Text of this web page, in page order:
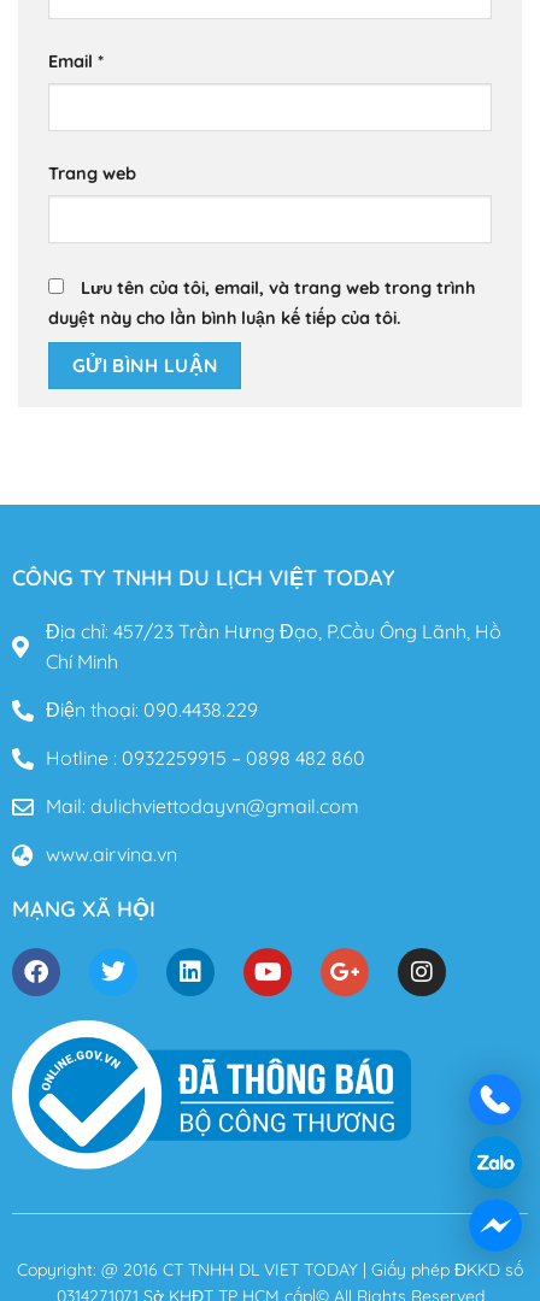
Email *
Trang web
Lưu tên của tôi, email, và trang web trong trình
duyệt này cho lần bình luận kế tiếp của tôi.
CÔNG TY TNHH DU LỊCH VIỆT TODAY
Địa chỉ: 457/23 Trần Hưng Đạo, P.Cầu Ông Lãnh, Hồ
Chí Minh
Điện thoại: 090.4438.229
Hotline : 0932259915 – 0898 482 860
Mail: dulichviettodayvn@gmail.com
www.airvina.vn
MẠNG XÃ HỘI
Copyright: @ 2016 CT TNHH DL VIET TODAY | Giấy phép ĐKKD số